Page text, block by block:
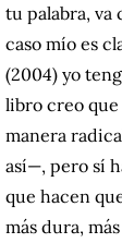
tu palabra, va
caso mío es
(2004) yo
libro creo que
manera
así—, pero sí
que hacen
más dura,